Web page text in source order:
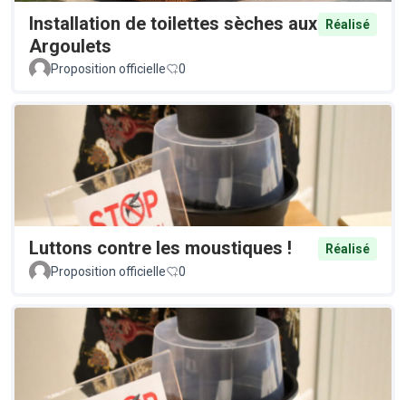
Installation de toilettes sèches aux
Argoulets
Réalisé
Proposition officielle 0
Luttons contre les moustiques !
Réalisé
Proposition officielle
0